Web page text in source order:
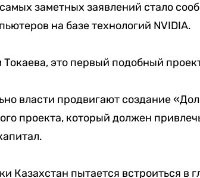
заметных заявлений стало
на базе технологий NVIDIA.
Токаева, это первый подобный
власти продвигают создание
проекта, который должен
Казахстан пытается встроиться в